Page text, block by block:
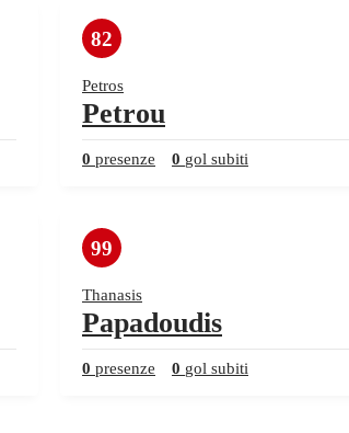
82
Petros
Petrou
0 presenze 0 gol subiti
99
Thanasis
Papadoudis
0 presenze 0 gol subiti